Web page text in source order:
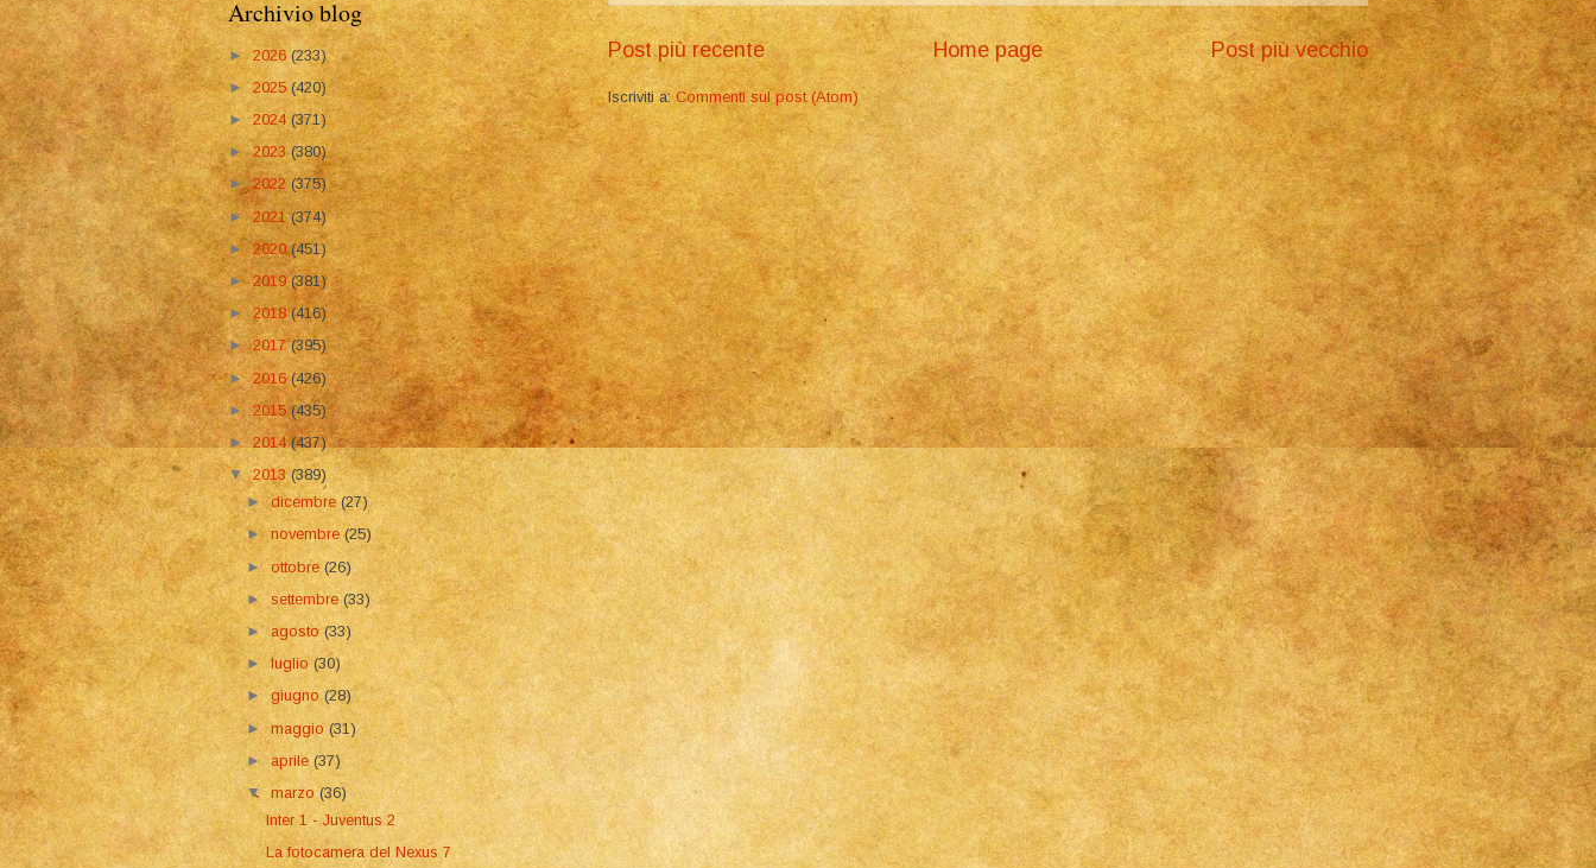
Post più recente Post più vecchio
Home page
Iscriviti a:Commenti sul post (Atom)
Archivio blog
► 2026(233)
►2025(420)
►2024 (371)
►2023(380)
►2022 (375)
►2021(374)
►2020(451)
►2019(381)
►2018(416)
►2017(395)
►2016(426)
►2015(435)
►2014(437)
▼2013(389)
►dicembre(27)
►novembre(25)
►ottobre(26)
►settembre(33)
► agosto(33)
►luglio(30)
►giugno(28)
►maggio(31)
►aprile(37)
▼marzo(36)
Inter 1 - Juventus 2
La fotocamera del Nexus 7